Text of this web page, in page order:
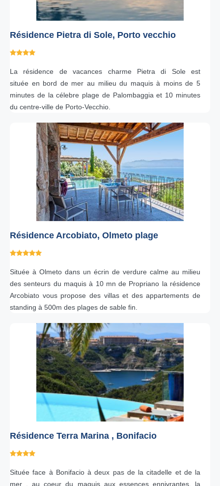
Résidence Pietra di Sole, Porto vecchio
La résidence de vacances charme Pietra di Sole est
située en bord de mer au milieu du maquis à moins de 5
minutes de la célebre plage de Palombaggia et 10 minutes
du centre-ville de Porto-Vecchio.
Résidence Arcobiato, Olmeto plage
Située à Olmeto dans un écrin de verdure calme au milieu
des senteurs du maquis à 10 mn de Propriano la résidence
Arcobiato vous propose des villas et des appartements de
standing à 500m des plages de sable fin.
Résidence Terra Marina , Bonifacio
Située face à Bonifacio à deux pas de la citadelle et de la
mer , au coeur du maquis aux essences ennivrantes, la